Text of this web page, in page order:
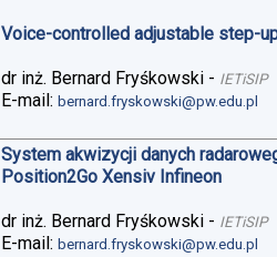
Voice-controlled adjustable step-
dr inż. Bernard Fryśkowski - IETiSIP
E-mail:bernard.fryskowski@pw.edu.pl
System akwizycji danych
Position2Go Xensiv Infineon
dr inż. Bernard Fryśkowski - IETiSIP
E-mail:bernard.fryskowski@pw.edu.pl